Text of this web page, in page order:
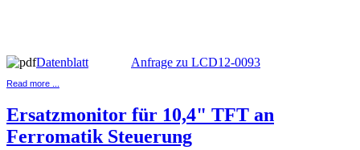
Datenblatt Anfrage zu LCD12-0093
Read more ...
Ersatzmonitor für 10,4" TFT an
Ferromatik Steuerung